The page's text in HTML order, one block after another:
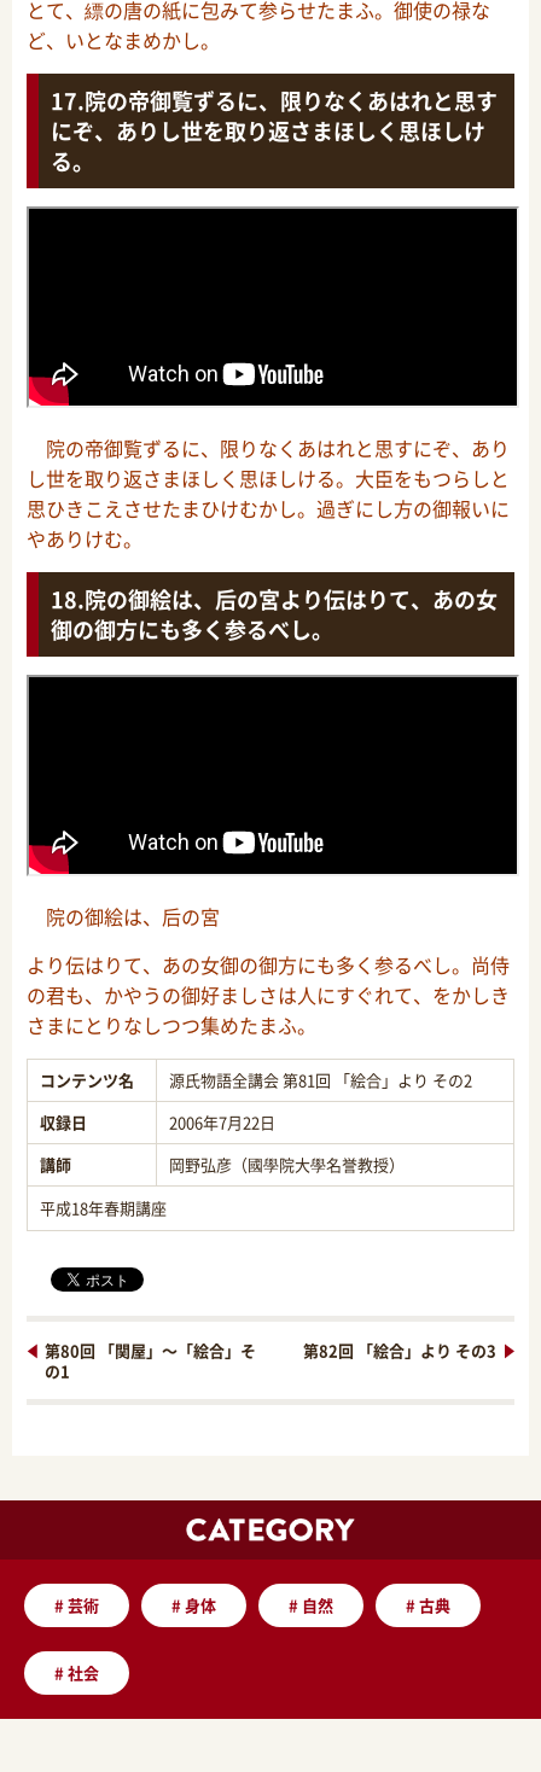
とて、縹の唐の紙に包みて参らせたまふ。御使の禄な
ど、いとなまめかし。
院の帝御覧ずるに、限りなくあはれと思す
にぞ、ありし世を取り返さまほしく思ほしけ
る。
院の帝御覧ずるに、限りなくあはれと思すにぞ、あり
し世を取り返さまほしく思ほしける。大臣をもつらしと
思ひきこえさせたまひけむかし。過ぎにし方の御報いに
やありけむ。
院の御絵は、后の宮より伝はりて、あの女
御の御方にも多く参るべし。
院の御絵は、后の宮
より伝はりて、あの女御の御方にも多く参るべし。尚侍
の君も、かやうの御好ましさは人にすぐれて、をかしき
さまにとりなしつつ集めたまふ。
コンテンツ名
源氏物語全講会 第81回 「絵合」より その2
収録日
2006年7月22日
講師
岡野弘彦（國學院大學名誉教授）
平成18年春期講座
第80回 「関屋」～「絵合」そ
の1
第82回 「絵合」より その3
#芸術 #身体 # 自然 #古典
#社会